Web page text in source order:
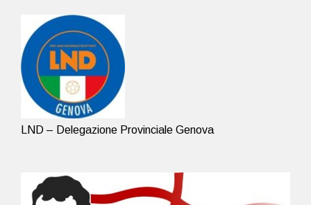
LND – Delegazione Provinciale Genova